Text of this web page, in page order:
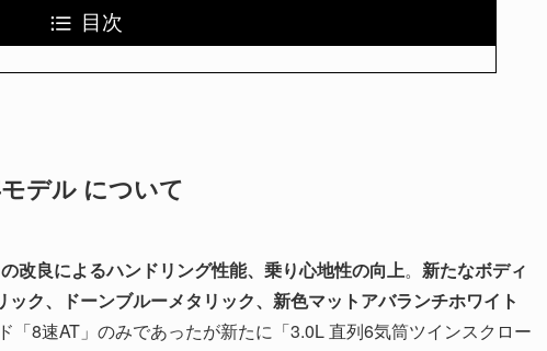
目次
デル について
改良によるハンドリング性能、乗り心地性の向上。 新たなボディ
ク、ドーンブルーメタリック、新色マットアバランチホワイト
「8速AT」のみであったが新たに「3.0L 直列6気筒ツインスクロー